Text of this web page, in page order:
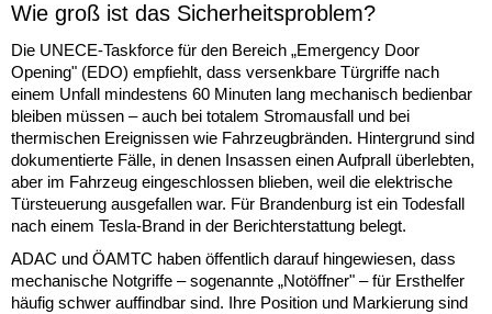
Wie groß ist das Sicherheitsproblem?
Die UNECE-Taskforce für den Bereich „Emergency Door
Opening" (EDO) empfiehlt, dass versenkbare Türgriffe nach
einem Unfall mindestens 60 Minuten lang mechanisch bedienbar
bleiben müssen – auch bei totalem Stromausfall und bei
thermischen Ereignissen wie Fahrzeugbränden. Hintergrund sind
dokumentierte Fälle, in denen Insassen einen Aufprall überlebten,
aber im Fahrzeug eingeschlossen blieben, weil die elektrische
Türsteuerung ausgefallen war. Für Brandenburg ist ein Todesfall
nach einem Tesla-Brand in der Berichterstattung belegt.
ADAC und ÖAMTC haben öffentlich darauf hingewiesen, dass
mechanische Notgriffe – sogenannte „Notöffner" – für Ersthelfer
häufig schwer auffindbar sind. Ihre Position und Markierung sind